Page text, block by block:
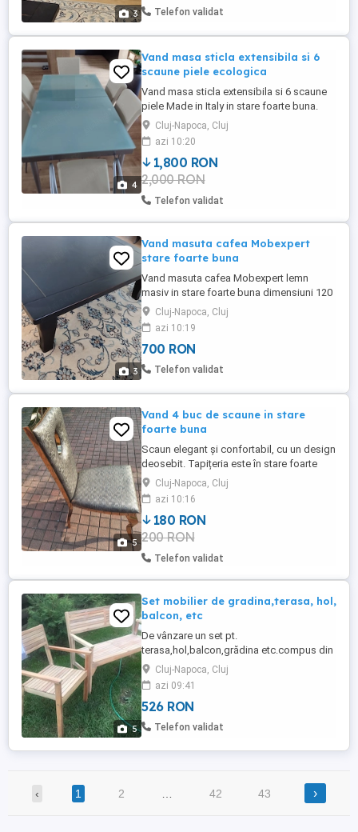
3 Telefon validat
4
Vand masa sticla extensibila si 6
scaune piele ecologica
Vand masa sticla extensibila si 6 scaune
piele Made in Italy in stare foarte buna.
Dimensiuni masa extinsa 210x85 inaltime
75 si 160x85 inchisa
Cluj-Napoca, Cluj
azi 10:20
1,800 RON
2,000 RON
Telefon validat
3
Vand masuta cafea Mobexpert
stare foarte buna
Vand masuta cafea Mobexpert lemn
masiv in stare foarte buna dimensiuni 120
x 100 x 35 cm
Cluj-Napoca, Cluj
azi 10:19
700 RON
Telefon validat
5
Vand 4 buc de scaune in stare
foarte buna
Scaun elegant și confortabil, cu un design
deosebit. Tapițeria este în stare foarte
bună, fără defecte vizibile. Cadrul metalic
auriu conferă o notă de rafinament. Poate
fi o achiziție excelentă pentru amenajarea
casei sau a biroului. Buc 200 ron.
Cluj-Napoca, Cluj
azi 10:16
180 RON
200 RON
Telefon validat
5
Set mobilier de gradina,terasa, hol,
balcon, etc
De vânzare un set pt.
terasa,hol,balcon,grădina etc.compus din
banca de 2 persoane este rabatabilă se
aduna când nu este folosită sa nu ocupe
loc mult și un fotoliu,sunt din lemn de
Acacia sunt noi nouțe ! Made in Spain !Preț
fix 100 euro !
Cluj-Napoca, Cluj
azi 09:41
526 RON
Telefon validat
‹ 1 2 42 43 ›